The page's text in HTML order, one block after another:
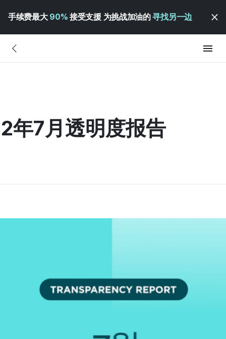
手续费最大 90% 接受支援 为挑战加油的寻找另一边
年7月透明度报告